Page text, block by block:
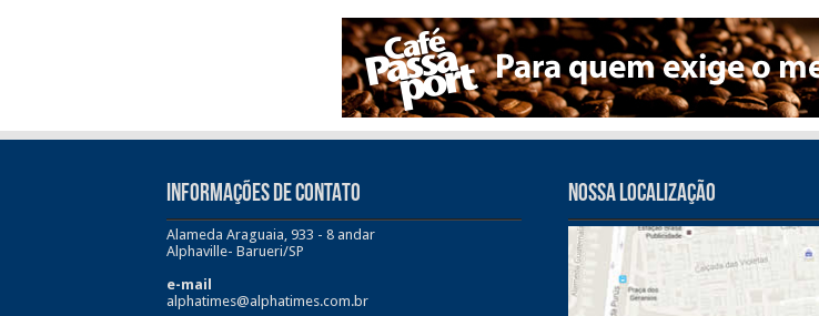
INFORMAÇÕES DE CONTATO
Alameda Araguaia, 933 - 8 andar
Alphaville- Barueri/SP
e-mail
alphatimes@alphatimes.com.br
Nossa Localização